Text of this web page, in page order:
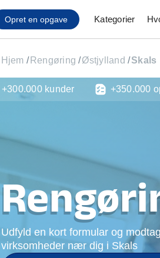
Opret en opgave Kategorier
Affaldsfjernelse
Flyttehjælp
Gulvlaminering
Hårde hvidevare
Hjælp til mobil, pc, tv
Installation af ildsted
Møbelsamling og
Ophængning af
Hjem / Rengøring /Østjylland /Skals
Udfyld en kort formular og
virksomheder nær dig i Skals
+300.000 kunder +350.000